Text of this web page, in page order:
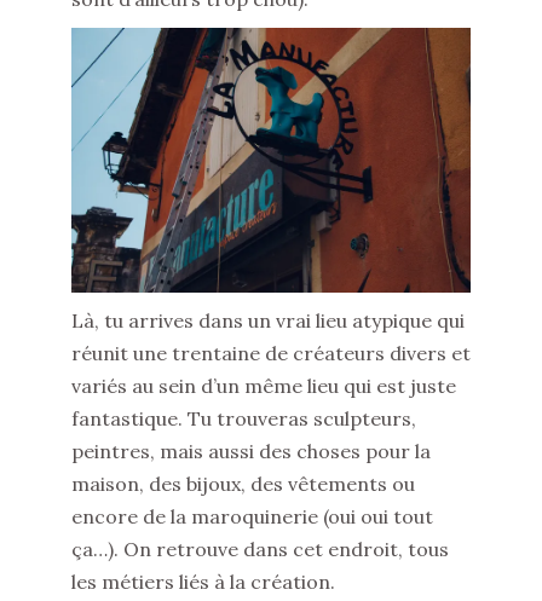
Là, tu arrives dans un vrai lieu atypique qui
réunit une trentaine de créateurs divers et
variés au sein d’un même lieu qui est juste
fantastique. Tu trouveras sculpteurs,
peintres, mais aussi des choses pour la
maison, des bijoux, des vêtements ou
encore de la maroquinerie (oui oui tout
ça…). On retrouve dans cet endroit, tous
les métiers liés à la création.